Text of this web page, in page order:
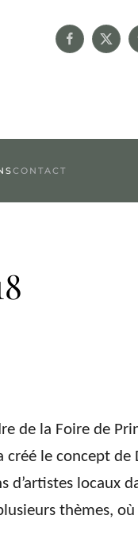
CONTACT
de la Foire de
créé le concept de
d’artistes locaux
thèmes,